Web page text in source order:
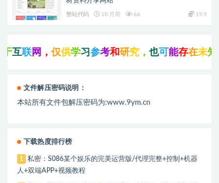
整站代码 10 月前 66 19.9
互联网， 仅供学习参考和研究，也可能 存在未知的
文件解压密码说明：
本站所有文件包解压密码为:www.9ym.cn
下载热度排行榜
1
私密：S086某个娱乐的完美运营版/代理完整+控制+机器
人+双端APP+视频教程